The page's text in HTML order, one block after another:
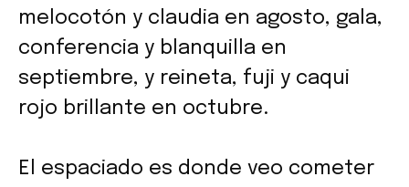
melocotón y claudia en agosto, gala,
conferencia y blanquilla en
septiembre, y reineta, fuji y caqui
rojo brillante en octubre.
El espaciado es donde veo cometer